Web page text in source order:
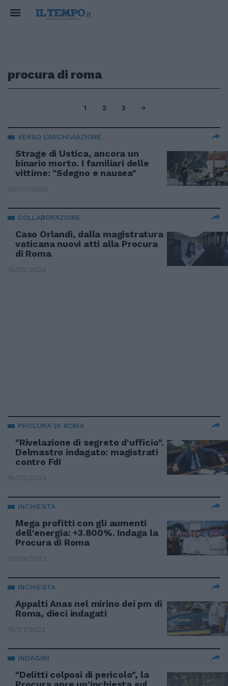
procura di roma
1 2 3
VERSO L'ARCHIVIAZIONE
Strage di Ustica, ancora un
binario morto. I familiari delle
vittime: "Sdegno e nausea"
05/03/2025
COLLABORAZIONE
Caso Orlandi, dalla magistratura
vaticana nuovi atti alla Procura
di Roma
15/05/2023
PROCURA DI ROMA
"Rivelazione di segreto d'ufficio".
Delmastro indagato: magistrati
contro FdI
16/02/2023
INCHIESTA
Mega profitti con gli aumenti
dell'energia: +3.800%. Indaga la
Procura di Roma
13/09/2022
INCHIESTA
Appalti Anas nel mirino dei pm di
Roma, dieci indagati
15/07/2022
INDAGINI
"Delitti colposi di pericolo", la